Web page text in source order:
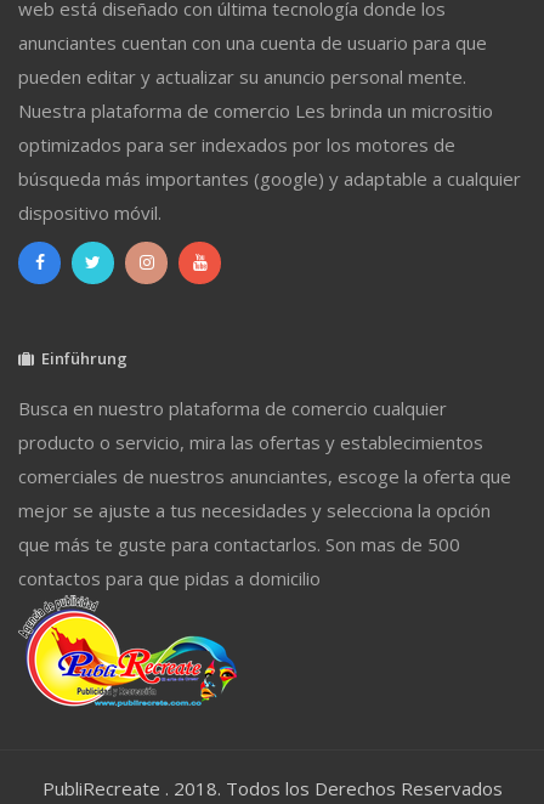
web está diseñado con última tecnología donde los
anunciantes cuentan con una cuenta de usuario para que
pueden editar y actualizar su anuncio personal mente.
Nuestra plataforma de comercio Les brinda un micrositio
optimizados para ser indexados por los motores de
búsqueda más importantes (google) y adaptable a cualquier
dispositivo móvil.
Einführung
Busca en nuestro plataforma de comercio cualquier
producto o servicio, mira las ofertas y establecimientos
comerciales de nuestros anunciantes, escoge la oferta que
mejor se ajuste a tus necesidades y selecciona la opción
que más te guste para contactarlos. Son mas de 500
contactos para que pidas a domicilio
PubliRecreate . 2018. Todos los Derechos Reservados